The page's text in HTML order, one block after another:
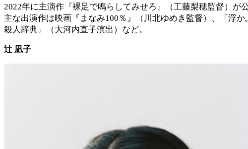
2022年に主演作『裸足で鳴らしてみせろ』（工藤梨穂監督）が
主な出演作は映画『まなみ100％』（川北ゆめき監督）、『浮
殺人辞典』（大河内直子演出）など。
辻󠄀 凪子